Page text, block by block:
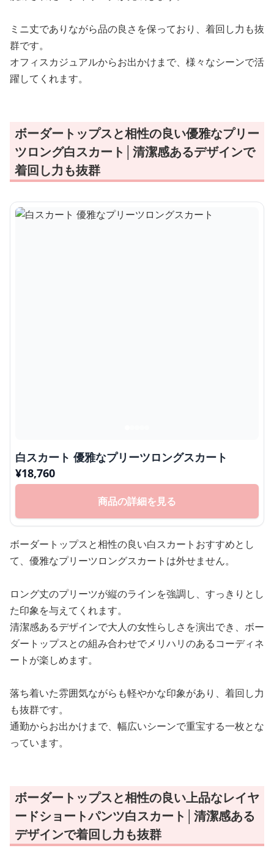
ミニ丈でありながら品の良さを保っており、着回し力も抜
群です。
オフィスカジュアルからお出かけまで、様々なシーンで活
躍してくれます。
ボーダートップスと相性の良い優雅なプリー
ツロング白スカート│清潔感あるデザインで
着回し力も抜群
白スカート 優雅なプリーツロングスカート
¥18,760
商品の詳細を見る
ボーダートップスと相性の良い白スカートおすすめとし
て、優雅なプリーツロングスカートは外せません。
ロング丈のプリーツが縦のラインを強調し、すっきりとし
た印象を与えてくれます。
清潔感あるデザインで大人の女性らしさを演出でき、ボー
ダートップスとの組み合わせでメリハリのあるコーディネ
ートが楽しめます。
落ち着いた雰囲気ながらも軽やかな印象があり、着回し力
も抜群です。
通勤からお出かけまで、幅広いシーンで重宝する一枚とな
っています。
ボーダートップスと相性の良い上品なレイヤ
ードショートパンツ白スカート│清潔感ある
デザインで着回し力も抜群